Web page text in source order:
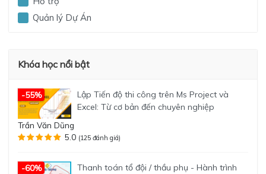
Quản lý Dự Án
Khóa học nổi bật
-55%
Lập Tiến độ thi công trên Ms Project và
Excel: Từ cơ bản đến chuyên nghiệp
Trần Văn Dũng
5.0 (125 đánh giá)
-60%
Thanh toán tổ đội / thầu phụ - Hành trình